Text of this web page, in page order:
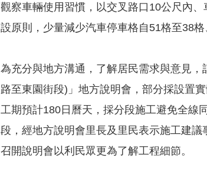
觀察車輛使用習慣，以交叉路口10公尺內
設原則，少量減少汽車停車格自51格至38
為充分與地方溝通，了解居民需求與意見
路至東園街段)」地方說明會，部分採設置
工期預計180日曆天，採分段施工避免全線
段，經地方說明會里長及里民表示施工建
召開說明會以利民眾更為了解工程細節。